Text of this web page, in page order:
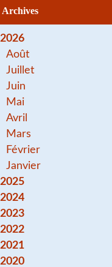
Archives
2026
Août
Juillet
Juin
Mai
Avril
Mars
Février
Janvier
2025
2024
2023
2022
2021
2020